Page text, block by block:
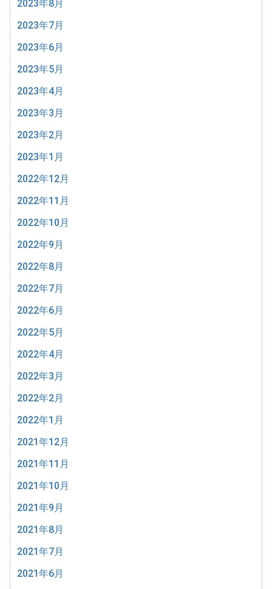
2023年8月
2023年7月
2023年6月
2023年5月
2023年4月
2023年3月
2023年2月
2023年1月
2022年12月
2022年11月
2022年10月
2022年9月
2022年8月
2022年7月
2022年6月
2022年5月
2022年4月
2022年3月
2022年2月
2022年1月
2021年12月
2021年11月
2021年10月
2021年9月
2021年8月
2021年7月
2021年6月